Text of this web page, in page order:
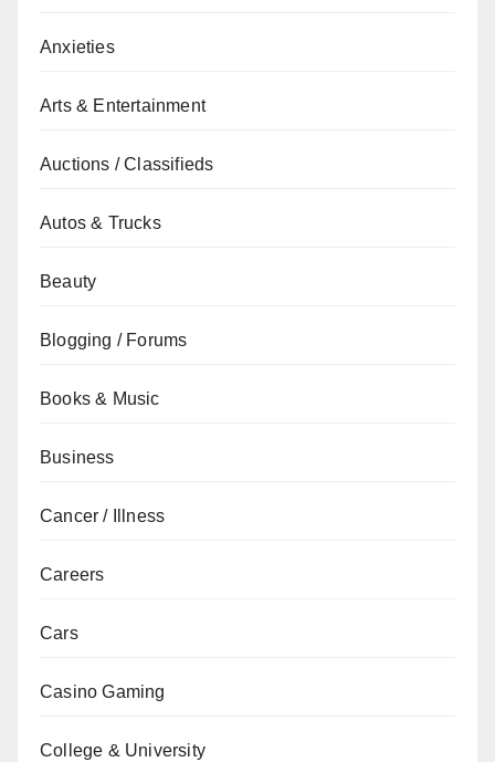
Anxieties
Arts & Entertainment
Auctions / Classifieds
Autos & Trucks
Beauty
Blogging / Forums
Books & Music
Business
Cancer / Illness
Careers
Cars
Casino Gaming
College & University